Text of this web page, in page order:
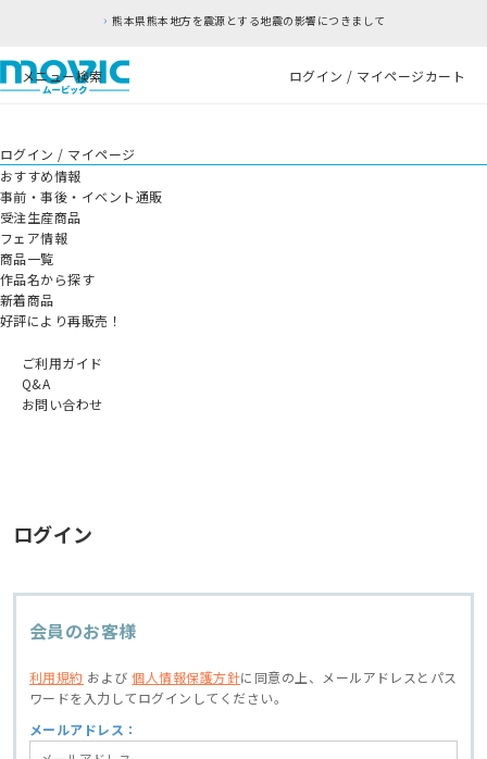
熊本県熊本地方を震源とする地震の影響につきまして
メニュー検索 ログイン / マイページカート
ログイン / マイページ
おすすめ情報
事前・事後・イベント通販
受注生産商品
フェア情報
商品一覧
作品名から探す
新着商品
好評により再販売！
ご利用ガイド
Q&A
お問い合わせ
ログイン
会員のお客様
利用規約 および個人情報保護方針に同意の上、
メールアドレスとパス
ワードを入力してログインしてください。
メールアドレス：